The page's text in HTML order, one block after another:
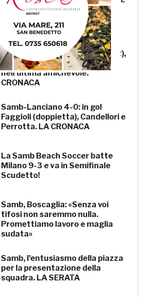
«Samb ben organizzata,
Boscaglia è un maestro di
tattica»
Samb-Lanciano 4-0: Faggioli (2),
Candellori e Perrotta in gol
nell’ultima amichevole.
CRONACA
Samb-Lanciano 4-0: in gol
Faggioli (doppietta), Candellori e
Perrotta. LA CRONACA
La Samb Beach Soccer batte
Milano 9-3 e va in Semifinale
Scudetto!
Samb, Boscaglia: «Senza voi
tifosi non saremmo nulla.
Promettiamo lavoro e maglia
sudata»
Samb, l’entusiasmo della piazza
per la presentazione della
squadra. LA SERATA